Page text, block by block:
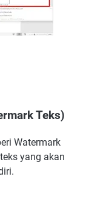
Teks)
Watermark
yang akan